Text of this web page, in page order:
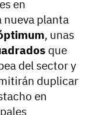
en
nueva planta
, unas
que
del sector y
duplicar
en